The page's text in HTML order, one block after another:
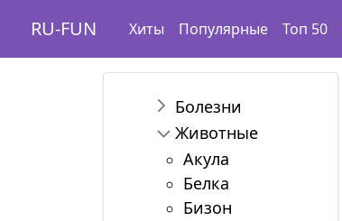
RU-FUN Хиты Популярные Топ 50
Болезни
Животные
Акула
Белка
Бизон